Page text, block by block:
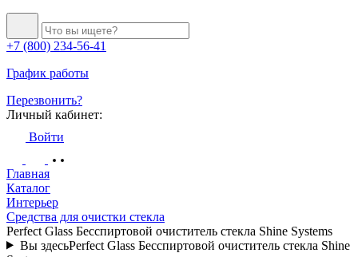
+7 (800) 234-56-41
График работы
Перезвонить?
Личный кабинет:
Войти
Главная
Каталог
Интерьер
Средства для очистки стекла
Perfect Glass Бесспиртовой очиститель стекла Shine Systems
Вы здесьPerfect Glass Бесспиртовой очиститель стекла Shine